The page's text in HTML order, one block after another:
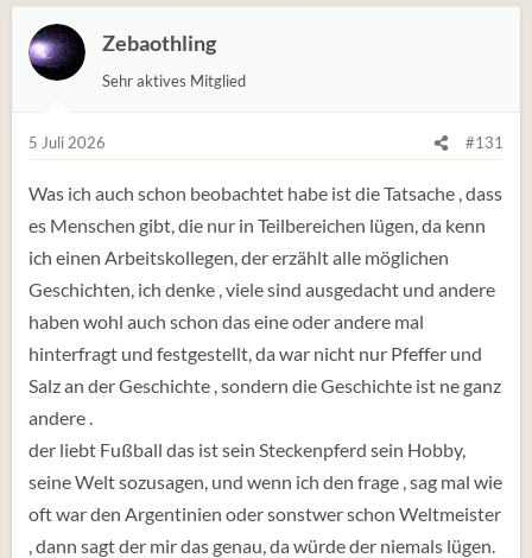
t
e
r
n
m
S
t
t
Zebaothling
Sehr aktives Mitglied
5 Juli 2026 #131
Was ich auch schon beobachtet habe ist die Tatsache , dass
es Menschen gibt, die nur in Teilbereichen lügen, da kenn
ich einen Arbeitskollegen, der erzählt alle möglichen
Geschichten, ich denke , viele sind ausgedacht und andere
haben wohl auch schon das eine oder andere mal
hinterfragt und festgestellt, da war nicht nur Pfeffer und
Salz an der Geschichte , sondern die Geschichte ist ne ganz
andere .
der liebt Fußball das ist sein Steckenpferd sein Hobby,
seine Welt sozusagen, und wenn ich den frage , sag mal wie
oft war den Argentinien oder sonstwer schon Weltmeister
, dann sagt der mir das genau, da würde der niemals lügen.